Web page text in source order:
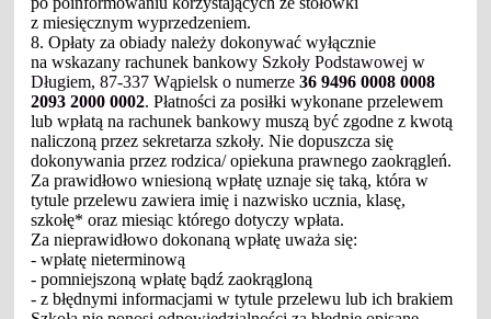
z miesięcznym wyprzedzeniem.
8. Opłaty za obiady należy dokonywać wyłącznie
na wskazany rachunek bankowy Szkoły Podstawowej w
Długiem, 87-337 Wąpielsk o numerze36 9496 0008 0008
2093 2000 0002. Płatności za posiłki wykonane przelewem
lub wpłatą na rachunek bankowy muszą być zgodne z kwotą
naliczoną przez sekretarza szkoły. Nie dopuszcza się
dokonywania przez rodzica/ opiekuna prawnego zaokrągleń.
Za prawidłowo wniesioną wpłatę uznaje się taką, która w
tytule przelewu zawiera imię i nazwisko ucznia, klasę,
szkołę* oraz miesiąc którego dotyczy wpłata.
Za nieprawidłowo dokonaną wpłatę uważa się:
- wpłatę nieterminową
- pomniejszoną wpłatę bądź zaokrągloną
- z błędnymi informacjami w tytule przelewu lub ich brakiem